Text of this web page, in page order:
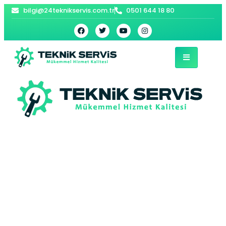
bilgi@24teknikservis.com.tr 0501 644 18 80